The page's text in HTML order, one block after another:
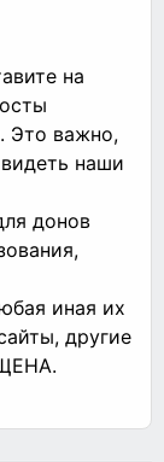
на
Это важно,
наши
донов
иная их
другие